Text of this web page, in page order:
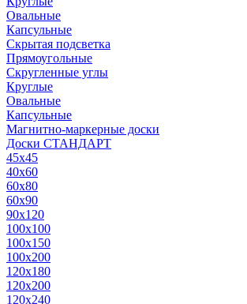
Овальные
Капсульные
Скрытая подсветка
Прямоугольные
Скругленные углы
Круглые
Овальные
Капсульные
Магнитно-маркерные доски
Доски СТАНДАРТ
45x45
40x60
60x80
60x90
90x120
100x100
100x150
100x200
120x180
120x200
120x240